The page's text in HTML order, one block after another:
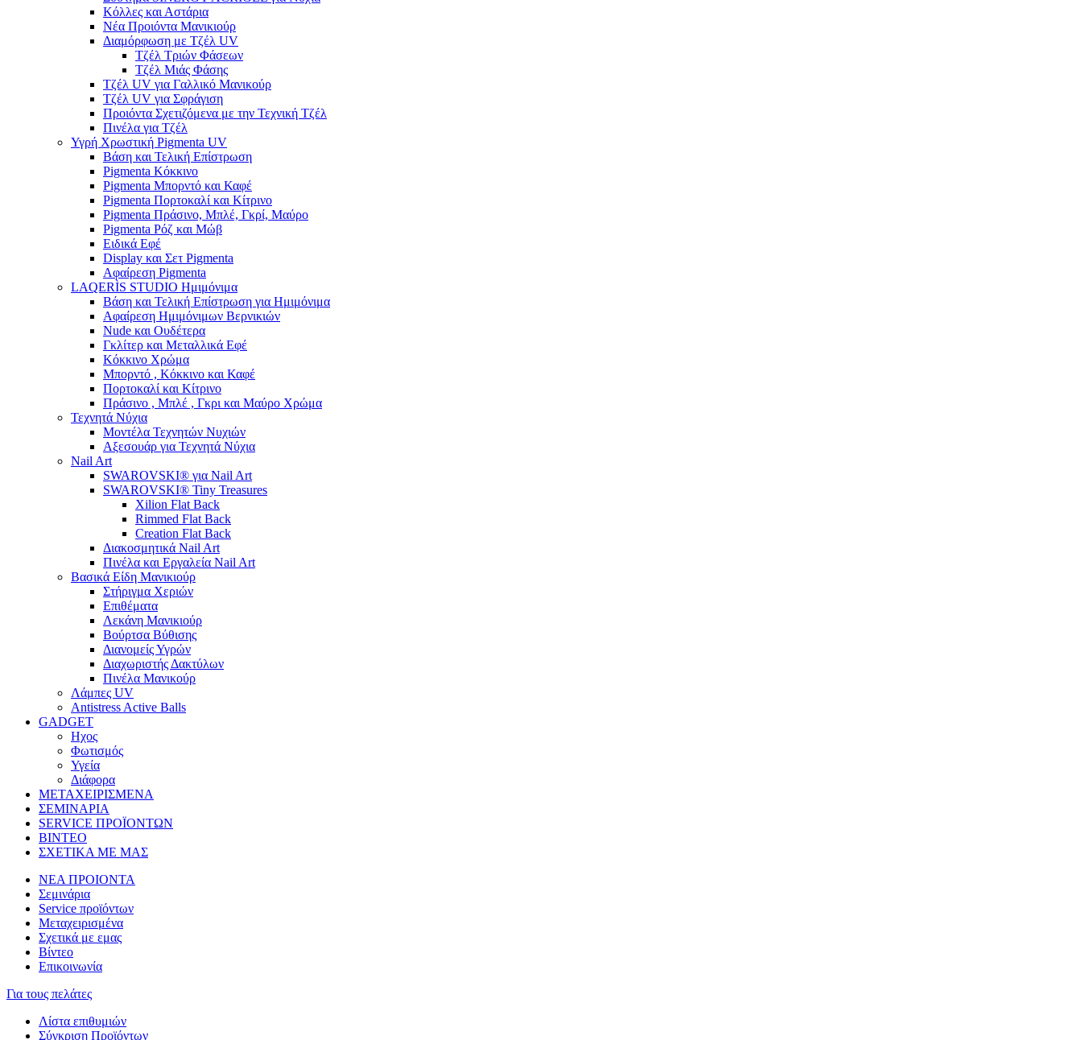
Κόλλες και Αστάρια
Νέα Προιόντα Μανικιούρ
Διαμόρφωση με Τζέλ UV
Τζέλ Τριών Φάσεων
Τζέλ Μιάς Φάσης
Τζέλ UV για Γαλλικό Μανικούρ
Τζέλ UV για Σφράγιση
Προιόντα Σχετιζόμενα με την Τεχνική Τζέλ
Πινέλα για Τζέλ
Υγρή Χρωστική Pigmenta UV
Βάση και Τελική Επίστρωση
Pigmenta Κόκκινο
Pigmenta Μπορντό και Καφέ
Pigmenta Πορτοκαλί και Κίτρινο
Pigmenta Πράσινο, Μπλέ, Γκρί, Μαύρο
Pigmenta Ρόζ και Μώβ
Ειδικά Εφέ
Display και Σετ Pigmenta
Αφαίρεση Pigmenta
LAQERÌS STUDIO Ημιμόνιμα
Βάση και Τελική Επίστρωση για Ημιμόνιμα
Αφαίρεση Ημιμόνιμων Βερνικιών
Nude και Ουδέτερα
Γκλίτερ και Μεταλλικά Εφέ
Κόκκινο Χρώμα
Μπορντό , Κόκκινο και Καφέ
Πορτοκαλί και Κίτρινο
Πράσινο , Μπλέ , Γκρι και Μαύρο Χρώμα
Τεχνητά Νύχια
Μοντέλα Τεχνητών Νυχιών
Αξεσουάρ για Τεχνητά Νύχια
Nail Art
SWAROVSKI® για Nail Art
SWAROVSKI® Tiny Treasures
Xilion Flat Back
Rimmed Flat Back
Creation Flat Back
Διακοσμητικά Nail Art
Πινέλα και Εργαλεία Nail Art
Βασικά Είδη Μανικιούρ
Στήριγμα Χεριών
Επιθέματα
Λεκάνη Μανικιούρ
Βούρτσα Βύθισης
Διανομείς Υγρών
Διαχωριστής Δακτύλων
Πινέλα Μανικούρ
Λάμπες UV
Antistress Active Balls
GADGET
Ηχος
Φωτισμός
Υγεία
Διάφορα
ΜΕΤΑΧΕΙΡΙΣΜΕΝΑ
ΣΕΜΙΝΑΡΙΑ
SERVICE ΠΡΟΪΟΝΤΩΝ
ΒΙΝΤΕΟ
ΣΧΕΤΙΚΑ ΜΕ ΜΑΣ
ΝΕΑ ΠΡΟΙΟΝΤΑ
Σεμινάρια
Service προϊόντων
Μεταχειρισμένα
Σχετικά με εμας
Βίντεο
Επικοινωνία
Για τους πελάτες
Λίστα επιθυμιών
Σύγκριση Προϊόντων